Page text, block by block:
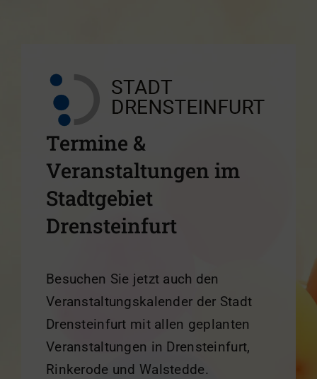
Termine &
Veranstaltungen im
Stadtgebiet
Drensteinfurt
Besuchen Sie jetzt auch den
Veranstaltungskalender der Stadt
Drensteinfurt mit allen geplanten
Veranstaltungen in Drensteinfurt,
Rinkerode und Walstedde.